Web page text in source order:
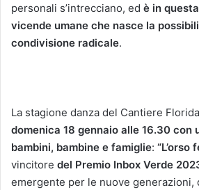
personali s’intrecciano, ed è in
vicende umane che nasce la
condivisione radicale.
La stagione danza del Cantiere
domenica 18 gennaio alle 16.30 con
bambini, bambine e famiglie: “L’orso
vincitore del Premio Inbox Verde
emergente per le nuove generazioni,